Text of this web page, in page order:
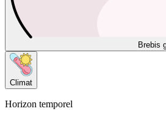
Brebis
Climat
Horizon temporel